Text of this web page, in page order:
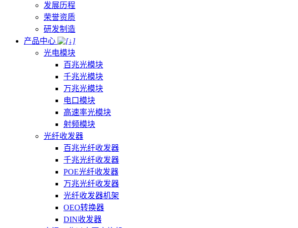
发展历程
荣誉资质
研发制造
产品中心
光电模块
百兆光模块
千兆光模块
万兆光模块
电口模块
高速率光模块
射频模块
光纤收发器
百兆光纤收发器
千兆光纤收发器
POE光纤收发器
万兆光纤收发器
光纤收发器机架
OEO转换器
DIN收发器